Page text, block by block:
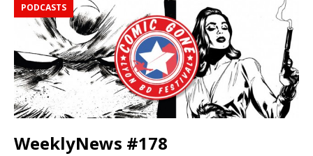
PODCASTS
WeeklyNews #178